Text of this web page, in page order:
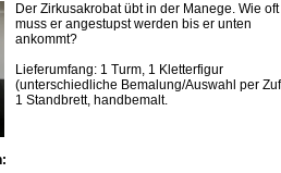
Der Zirkusakrobat übt in der Manege. Wie oft
muss er angestupst werden bis er unten
ankommt?
Lieferumfang: 1 Turm, 1 Kletterfigur
(unterschiedliche Bemalung/Auswahl per
1 Standbrett, handbemalt.